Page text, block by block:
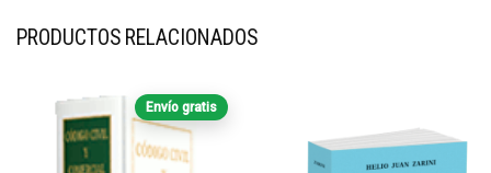
PRODUCTOS RELACIONADOS
Envío gratis